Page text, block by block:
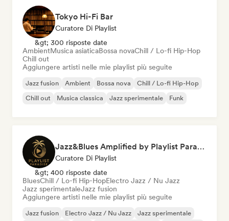
Tokyo Hi-Fi Bar
Curatore Di Playlist
&gt; 300 risposte date
AmbientMusica asiaticaBossa novaChill / Lo-fi Hip-Hop
Chill out
Aggiungere artisti nelle mie playlist più seguite
Jazz fusion Ambient Bossa nova
Chill / Lo-fi Hip-Hop
Chill out
Musica classica Jazz sperimentale Funk
Jazz&Blues Amplified by Playlist Paradise
Curatore Di Playlist
&gt; 400 risposte date
BluesChill / Lo-fi Hip-HopElectro Jazz / Nu Jazz
Jazz sperimentaleJazz fusion
Aggiungere artisti nelle mie playlist più seguite
Jazz fusion Electro Jazz / Nu Jazz
Jazz sperimentale